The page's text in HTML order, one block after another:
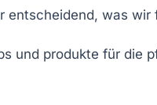
entscheidend, was